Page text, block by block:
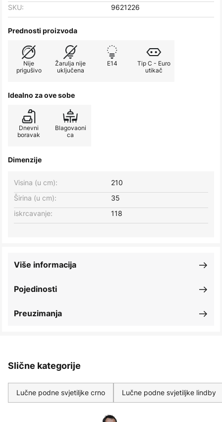
SKU:
9621226
Prednosti proizvoda
Nije
prigušivo
Žarulja nije
uključena
E14
Tip C - Euro
utikač
Idealno za ove sobe
Dnevni
boravak
Blagovaoni
ca
Dimenzije
Širina (u cm): 35
Visina (u cm): 210
iskrcavanje: 118
Pojedinosti
Više informacija
Preuzimanja
Slične kategorije
Lučne podne svjetiljke crno Lučne podne svjetiljke lindby